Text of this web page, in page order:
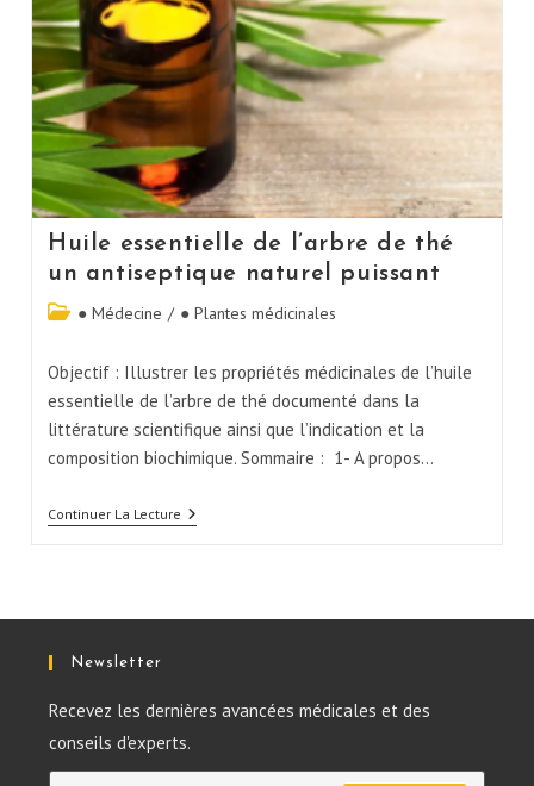
Huile essentielle de l’arbre de thé
un antiseptique naturel puissant
● Médecine / ● Plantes médicinales
Objectif : Illustrer les propriétés médicinales de l’huile
essentielle de l’arbre de thé documenté dans la
littérature scientifique ainsi que l’indication et la
composition biochimique. Sommaire : 1- A propos…
Continuer La Lecture
Newsletter
Recevez les dernières avancées médicales et des
conseils d'experts.